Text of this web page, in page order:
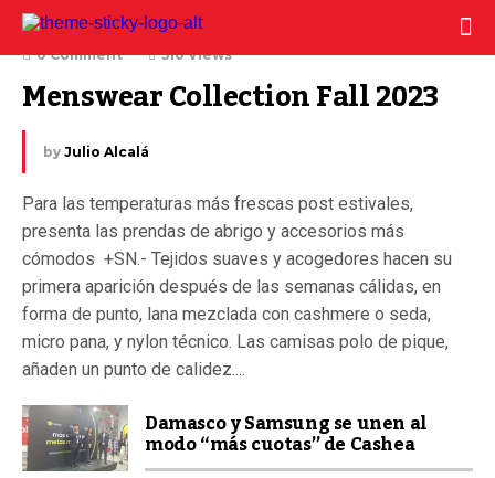
9 julio, 2023
0 Comment
510 Views
Menswear Collection Fall 2023
by Julio Alcalá
Para las temperaturas más frescas post estivales,
presenta las prendas de abrigo y accesorios más
cómodos +SN.- Tejidos suaves y acogedores hacen su
primera aparición después de las semanas cálidas, en
forma de punto, lana mezclada con cashmere o seda,
micro pana, y nylon técnico. Las camisas polo de pique,
añaden un punto de calidez....
Damasco y Samsung se unen al
modo “más cuotas” de Cashea